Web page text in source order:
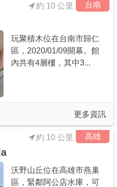
台南
約 10 公里
玩聚積木位在台南市歸仁
區，2020/01/09開幕。館
內共有4層樓，其中3...
更多資訊
高雄
約 10 公里
沃野山丘位在高雄市燕巢
區，緊鄰阿公店水庫，可